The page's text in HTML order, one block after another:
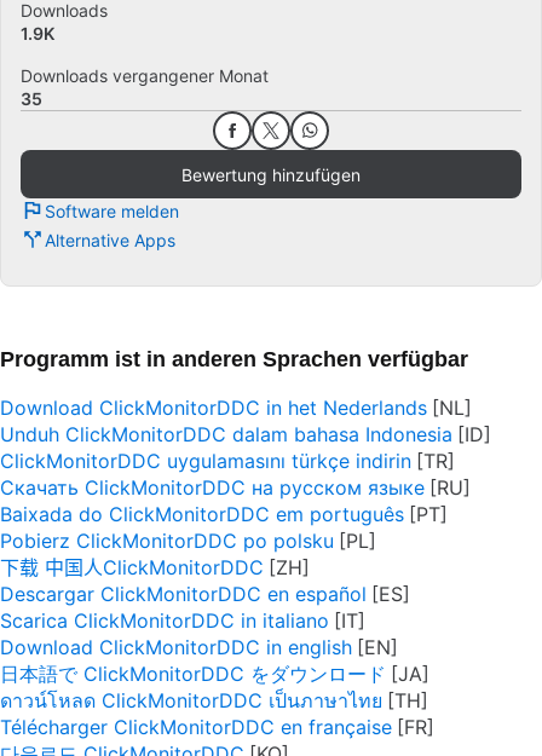
Downloads
1.9K
Downloads vergangener Monat
35
Bewertung hinzufügen
Software melden
Alternative Apps
Programm ist in anderen Sprachen verfügbar
Download ClickMonitorDDC in het Nederlands
Unduh ClickMonitorDDC dalam bahasa Indonesia
ClickMonitorDDC uygulamasını türkçe indirin
Скачать ClickMonitorDDC на русском языке
Baixada do ClickMonitorDDC em português
Pobierz ClickMonitorDDC po polsku
下载 中国人ClickMonitorDDC
Descargar ClickMonitorDDC en español
Scarica ClickMonitorDDC in italiano
Download ClickMonitorDDC in english
日本語で ClickMonitorDDC をダウンロード
ดาวน์โหลด ClickMonitorDDC เป็นภาษาไทย
Télécharger ClickMonitorDDC en française